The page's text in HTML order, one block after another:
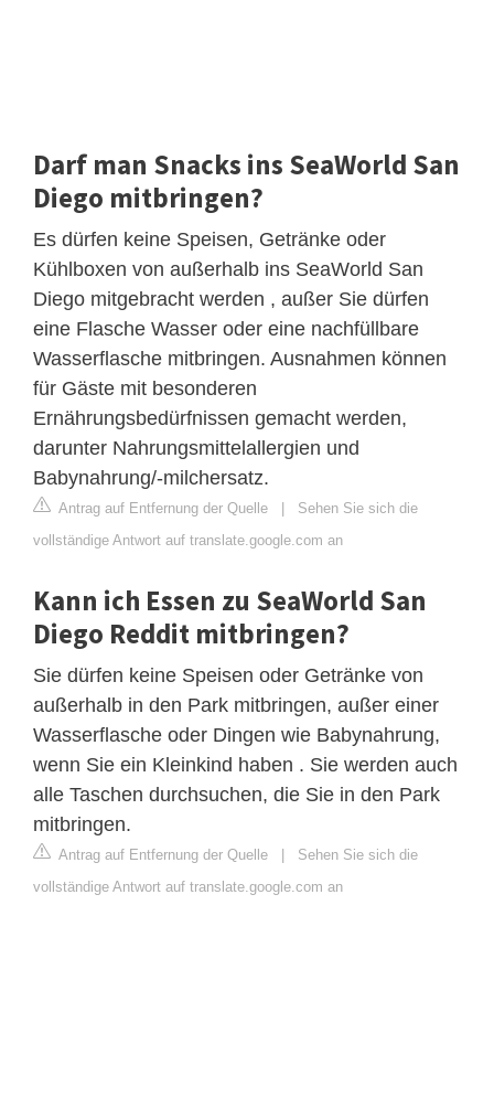
Darf man Snacks ins SeaWorld San
Diego mitbringen?
Es dürfen keine Speisen, Getränke oder
Kühlboxen von außerhalb ins SeaWorld San
Diego mitgebracht werden , außer Sie dürfen
eine Flasche Wasser oder eine nachfüllbare
Wasserflasche mitbringen. Ausnahmen können
für Gäste mit besonderen
Ernährungsbedürfnissen gemacht werden,
darunter Nahrungsmittelallergien und
Babynahrung/-milchersatz.
Antrag auf Entfernung der Quelle
Sehen Sie sich die
vollständige Antwort auf translate.google.com an
Kann ich Essen zu SeaWorld San
Diego Reddit mitbringen?
Sie dürfen keine Speisen oder Getränke von
außerhalb in den Park mitbringen, außer einer
Wasserflasche oder Dingen wie Babynahrung,
wenn Sie ein Kleinkind haben . Sie werden auch
alle Taschen durchsuchen, die Sie in den Park
mitbringen.
Antrag auf Entfernung der Quelle
Sehen Sie sich die
vollständige Antwort auf translate.google.com an